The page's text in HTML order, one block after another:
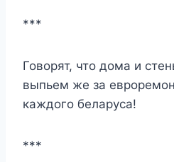
***
Говорят, что дома и
выпьем же за
каждого беларуса!
***